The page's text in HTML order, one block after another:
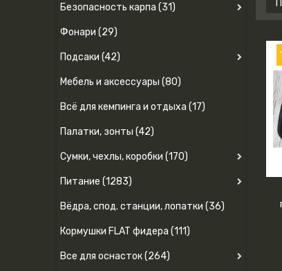
Безопасность карпа (31)
Фонари (29)
Подсаки (42)
Мебель и аксессуары (80)
Всё для кемпинга и отдыха (17)
Палатки, зонты (42)
Сумки, чехлы, коробки (170)
Питание (1283)
Вёдра, спод. станции, лопатки (36)
Кормушки FLAT фидера (111)
Все для оснасток (264)